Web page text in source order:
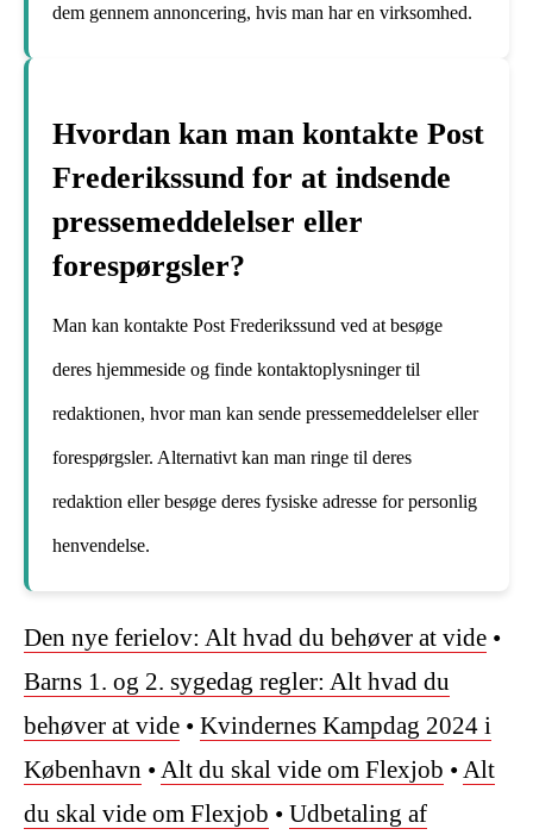
dem gennem annoncering, hvis man har en virksomhed.
Hvordan kan man kontakte Post
Frederikssund for at indsende
pressemeddelelser eller
forespørgsler?
Man kan kontakte Post Frederikssund ved at besøge
deres hjemmeside og finde kontaktoplysninger til
redaktionen, hvor man kan sende pressemeddelelser eller
forespørgsler. Alternativt kan man ringe til deres
redaktion eller besøge deres fysiske adresse for personlig
henvendelse.
Den nye ferielov: Alt hvad du behøver at vide •
Barns 1. og 2. sygedag regler: Alt hvad du
behøver at vide • Kvindernes Kampdag 2024 i
København •Alt du skal vide om Flexjob •Alt
du skal vide om Flexjob • Udbetaling af